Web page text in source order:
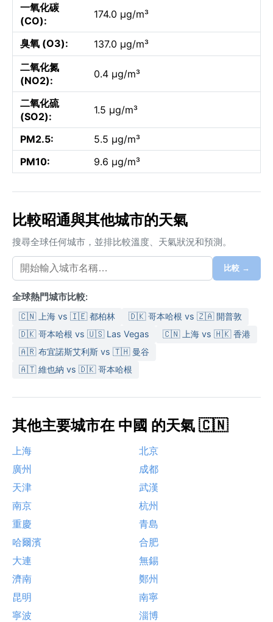
一氧化碳
(CO):
174.0 µg/m³
臭氧 (O3):
137.0 µg/m³
二氧化氮
(NO2):
0.4 µg/m³
二氧化硫
(SO2):
1.5 µg/m³
PM2.5:
5.5 µg/m³
PM10:
9.6 µg/m³
比較昭通與其他城市的天氣
搜尋全球任何城市，並排比較溫度、天氣狀況和預測。
比較 →
全球熱門城市比較:
🇨🇳 上海 vs 🇮🇪 都柏林
🇩🇰 哥本哈根 vs 🇿🇦 開普敦
🇩🇰 哥本哈根 vs 🇺🇸 Las Vegas
🇨🇳 上海 vs 🇭🇰 香港
🇦🇷 布宜諾斯艾利斯 vs 🇹🇭 曼谷
🇦🇹 維也納 vs 🇩🇰 哥本哈根
其他主要城市在 中國 的天氣 🇨🇳
上海
北京
廣州
成都
天津
武漢
南京
杭州
重慶
青島
哈爾濱
合肥
大連
無錫
濟南
鄭州
昆明
南寧
寧波
淄博